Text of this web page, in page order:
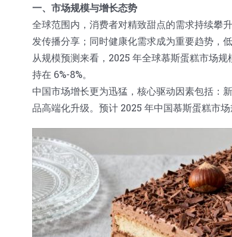
一、市场规模与增长态势
全球范围内，消费者对精致甜点的需求持续攀
发传播分享；同时健康化需求成为重要趋势，
从规模预测来看，2025 年全球慕斯蛋糕市场
持在 6%-8%。
中国市场增长更为迅猛，核心驱动因素包括：
品高端化升级。预计 2025 年中国慕斯蛋糕市